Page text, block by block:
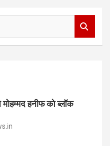
हनीफ को ब्लॉक